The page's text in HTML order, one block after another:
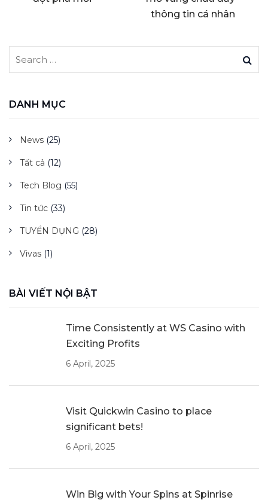
thông tin cá nhân
DANH MỤC
News (25)
Tất cả (12)
Tech Blog (55)
Tin tức (33)
TUYỂN DỤNG (28)
Vivas (1)
BÀI VIẾT NỘI BẬT
Time Consistently at WS Casino with
Exciting Profits
6 April, 2025
Visit Quickwin Casino to place
significant bets!
6 April, 2025
Win Big with Your Spins at Spinrise